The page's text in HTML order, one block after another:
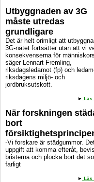
Utbyggnaden av 3G
måste utredas
grundligare
Det är helt orimligt att
3G-nätet fortsätter utan att vi
konsekvenserna för
säger Lennart Fremling,
riksdagsledamot (fp) och
riksdagens miljö- och
jordbruksutskott.
Läs
När forskningen
bort
-Vi forskare är städgummor.
uppgift att komma efteråt,
bristerna och plocka bort det
farligt
Läs